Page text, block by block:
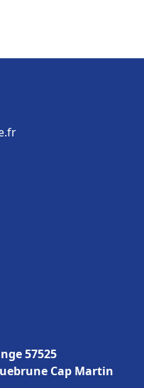
57525
Cap Martin